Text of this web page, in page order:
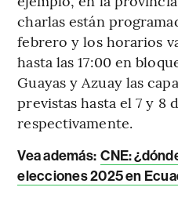
charlas están
febrero y los horarios
hasta las 17:00 en
Guayas y Azuay las
previstas hasta el 7 y 8
respectivamente.
Vea además: CNE:
elecciones 2025 en